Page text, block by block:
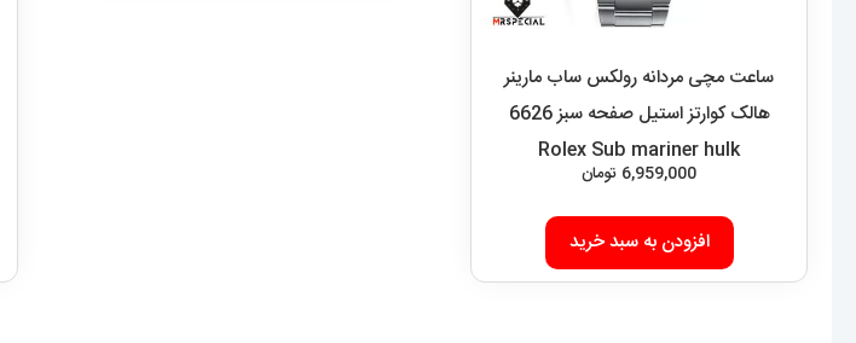
ساعت مچی مردانه رولکس ساب مارینر
هالک کوارتز استیل صفحه سبز 6626
Rolex Sub mariner hulk
6,959,000 تومان
افزودن به سبد خرید